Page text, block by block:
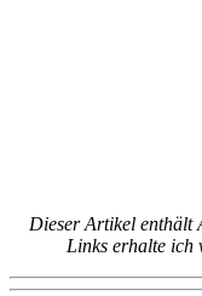
Dieser Artikel enthält
Links erhalte ich